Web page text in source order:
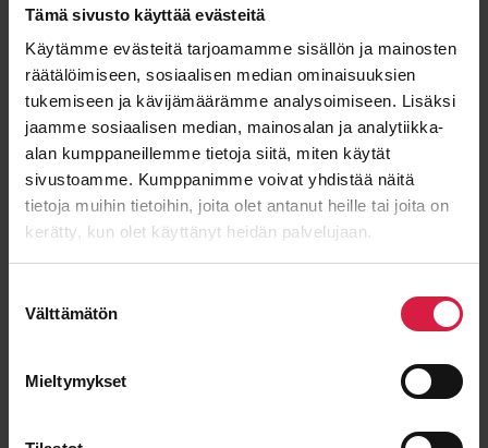
Tämä sivusto käyttää evästeitä
Käytämme evästeitä tarjoamamme sisällön ja mainosten
räätälöimiseen, sosiaalisen median ominaisuuksien
tukemiseen ja kävijämäärämme analysoimiseen. Lisäksi
jaamme sosiaalisen median, mainosalan ja analytiikka-
alan kumppaneillemme tietoja siitä, miten käytät
sivustoamme. Kumppanimme voivat yhdistää näitä
tietoja muihin tietoihin, joita olet antanut heille tai joita on
kerätty, kun olet käyttänyt heidän palvelujaan.
valinta
Välttämätön
Mieltymykset
11000 kVA
23000 / 11000 kV
Condition
Used
Type
Oil
View details